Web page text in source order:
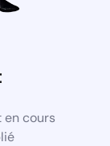
en cours